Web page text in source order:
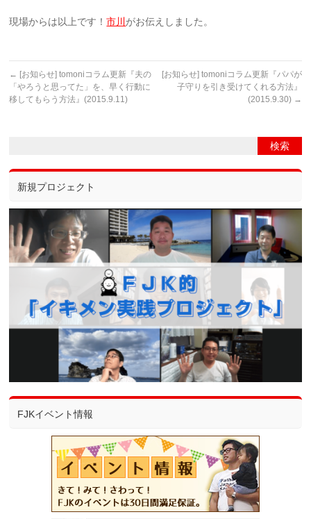
現場からは以上です！市川 がお伝えしました。
← [お知らせ] tomoniコラム更新『夫の
「やろうと思ってた」を、早く行動に
移してもらう方法』(2015.9.11)
[お知らせ] tomoniコラム更新『パパが
子守りを引き受けてくれる方法』
(2015.9.30) →
新規プロジェクト
FJKイベント情報